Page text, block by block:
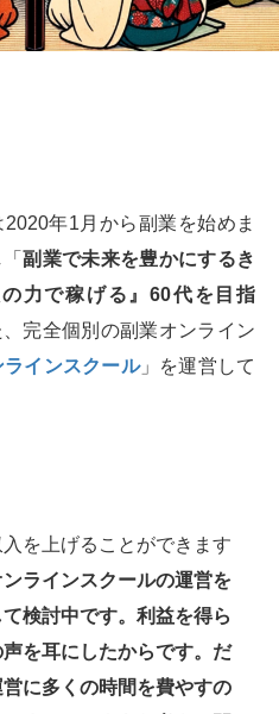
年1月から副業を始めま
「副業で未来を豊かにするき
の力で稼げる』60代を目指
完全個別の副業オンライン
インスクール」を運営して
を上げることができます
ンラインスクールの運営を
検討中です。利益を得ら
を耳にしたからです。だ
に多くの時間を費やすの